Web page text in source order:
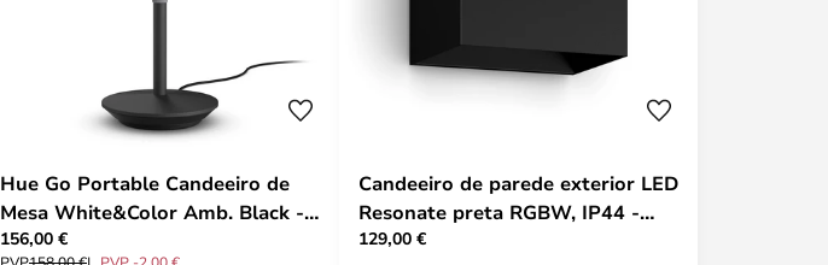
Hue Go Portable Candeeiro de
Mesa White&Color Amb. Black -
Philips Hue
156,00 €
Candeeiro de parede exterior LED
Resonate preta RGBW, IP44 -
Philips Hue
129,00 €